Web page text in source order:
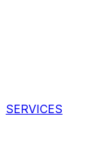
SERVICES